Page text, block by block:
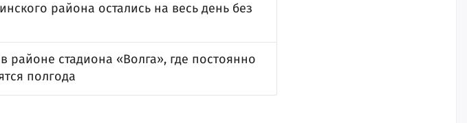
района остались на весь день без
районе стадиона «Волга», где постоянно
полгода